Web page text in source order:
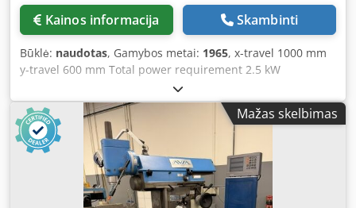
Kainos informacija Skambinti
Būklė: naudotas, Gamybos metai: 1965, x-travel 1000 mm
y-travel 600 mm Total power requirement 2.5 kW
Description to follow! Dcodpswqrw Nofx Abnok
Mažas skelbimas